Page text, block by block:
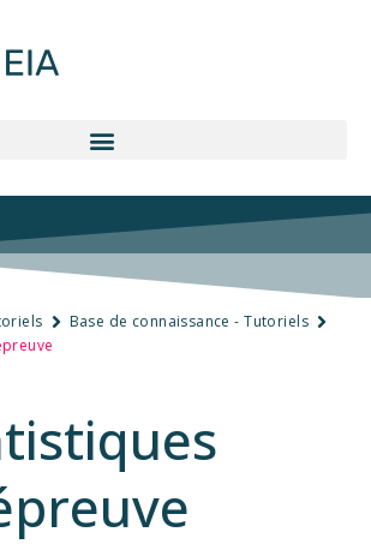
Base de connaissance - Tutoriels